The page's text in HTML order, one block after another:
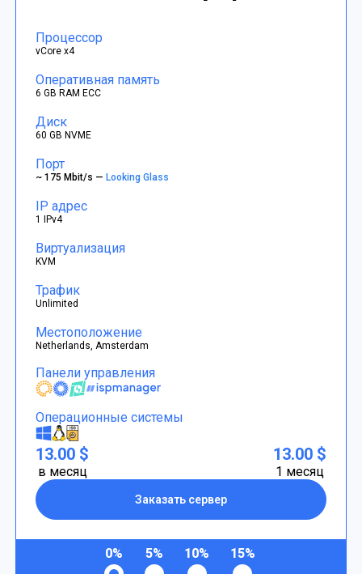
Процессор
vCore x4
Оперативная память
6 GB RAM ECC
Диск
60 GB NVME
Порт
~ 175 Mbit/s —Looking Glass
IP адрес
1 IPv4
Виртуализация
KVM
Трафик
Unlimited
Местоположение
Netherlands, Amsterdam
Панели управления
Операционные системы
13.00 $
в месяц
Заказать сервер
13.00 $
1 месяц
0% 5% 10% 15%